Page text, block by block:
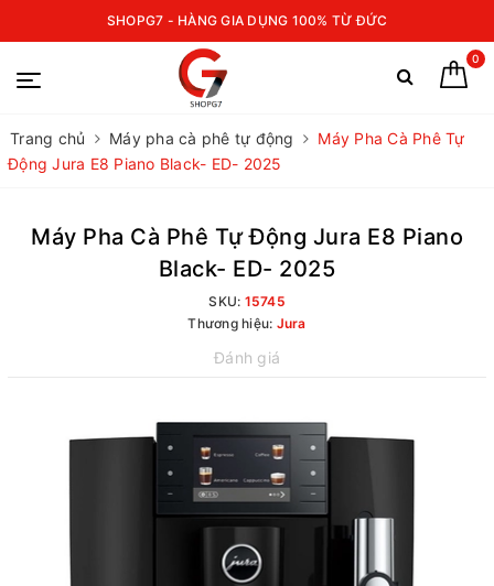
SHOPG7 - HÀNG GIA DỤNG 100% TỪ ĐỨC
0
Trang chủ Máy pha cà phê tự động
Máy Pha Cà Phê Tự
Động Jura E8 Piano Black- ED- 2025
Máy Pha Cà Phê Tự Động Jura E8 Piano
Black- ED- 2025
SKU: 15745
Thương hiệu: Jura
Đánh giá